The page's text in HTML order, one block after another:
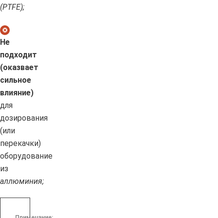
(PTFE);
Не
подходит
(оказвает
сильное
влияние)
для
дозирования
(или
перекачки)
оборудование
из
аллюминия;